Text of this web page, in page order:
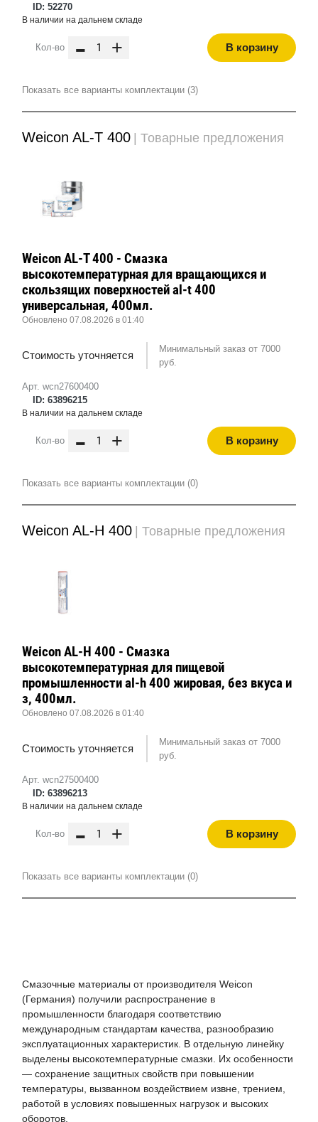
ID: 52270
В наличии на дальнем складе
Кол-во - + В корзину
Показать все варианты комплектации (3)
Weicon AL-T 400 | Товарные предложения
Арт. wcn27600400
ID: 63896215
Weicon AL-T 400 - Смазка
высокотемпературная для вращающихся и
скользящих поверхностей al-t 400
универсальная, 400мл.
Обновлено 07.08.2026 в 01:40
Стоимость уточняется
Минимальный заказ от 7000
руб.
В наличии на дальнем складе
Кол-во - + В корзину
Показать все варианты комплектации (0)
Weicon AL-H 400 | Товарные предложения
Арт. wcn27500400
ID: 63896213
Weicon AL-H 400 - Смазка
высокотемпературная для пищевой
промышленности al-h 400 жировая, без вкуса и
з, 400мл.
Обновлено 07.08.2026 в 01:40
Стоимость уточняется
Минимальный заказ от 7000
руб.
В наличии на дальнем складе
Кол-во - + В корзину
Показать все варианты комплектации (0)
Смазочные материалы от производителя Weicon
(Германия) получили распространение в
промышленности благодаря соответствию
международным стандартам качества, разнообразию
эксплуатационных характеристик. В отдельную линейку
выделены высокотемпературные смазки. Их особенности
— сохранение защитных свойств при повышении
температуры, вызванном воздействием извне, трением,
работой в условиях повышенных нагрузок и высоких
оборотов.